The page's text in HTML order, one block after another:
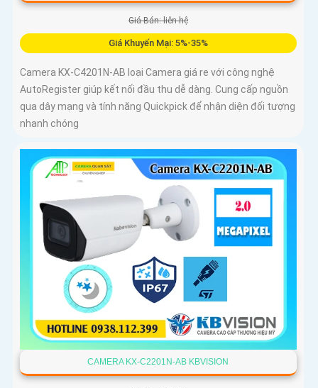
Giá Bán: liên hệ
Giá Khuyến Mại: 5%-35%
Camera KX-C4201N-AB loại Camera giá re với công nghệ
AutoRegister giúp kết nối đầu thu dễ dàng. Cung cấp nguồn
qua dây mạng và tính năng Quickpick để nhận diện đối tượng
nhanh chóng
CAMERA KX-C2201N-AB KBVISION